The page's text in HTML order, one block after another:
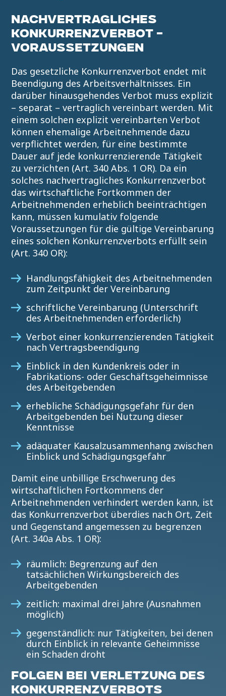
NACHVERTRAGLICHES
KONKURRENZVERBOT –
VORAUSSETZUNGEN
Das gesetzliche Konkurrenzverbot endet mit
Beendigung des Arbeitsverhältnisses. Ein
darüber hinausgehendes Verbot muss explizit
– separat – vertraglich vereinbart werden. Mit
einem solchen explizit vereinbarten Verbot
können ehemalige Arbeitnehmende dazu
verpflichtet werden, für eine bestimmte
Dauer auf jede konkurrenzierende Tätigkeit
zu verzichten (Art. 340 Abs. 1 OR). Da ein
solches nachvertragliches Konkurrenzverbot
das wirtschaftliche Fortkommen der
Arbeitnehmenden erheblich beeinträchtigen
kann, müssen kumulativ folgende
Voraussetzungen für die gültige Vereinbarung
eines solchen Konkurrenzverbots erfüllt sein
(Art. 340 OR):
Handlungsfähigkeit des Arbeitnehmenden
zum Zeitpunkt der Vereinbarung
schriftliche Vereinbarung (Unterschrift
des Arbeitnehmenden erforderlich)
Verbot einer konkurrenzierenden Tätigkeit
nach Vertragsbeendigung
Einblick in den Kundenkreis oder in
Fabrikations- oder Geschäftsgeheimnisse
des Arbeitgebenden
erhebliche Schädigungsgefahr für den
Arbeit­gebenden bei Nutzung dieser
Kenntnisse
adäquater Kausalzusammenhang zwischen
Einblick und Schädigungsgefahr
Damit eine unbillige Erschwerung des
wirtschaftlichen Fortkommens der
Arbeitnehmenden verhindert werden kann, ist
das Konkurrenzverbot überdies nach Ort, Zeit
und Gegenstand angemessen zu begrenzen
(Art. 340a Abs. 1 OR):
räumlich: Begrenzung auf den
tatsächlichen Wirkungsbereich des
Arbeitgebenden
zeitlich: maximal drei Jahre (Ausnahmen
möglich)
gegenständlich: nur Tätigkeiten, bei denen
durch Einblick in relevante Geheimnisse
ein Schaden droht
FOLGEN BEI VERLETZUNG DES
KONKURRENZVERBOTS